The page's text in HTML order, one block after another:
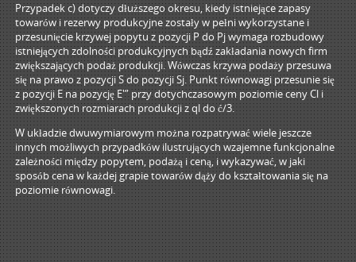
Przypadek c) dotyczy dłuższego okresu, kiedy istniejące zapasy
towarów i rezerwy produkcyjne zostały w pełni wykorzystane i
przesunięcie krzywej popytu z pozycji P do Pj wymaga rozbudowy
istniejących zdolności produkcyjnych bądź zakładania nowych firm
zwiększających podaż produkcji. Wówczas krzywa podaży przesuwa
się na prawo z pozycji S do pozycji Sj. Punkt równowagi przesunie się
z pozycji E na pozycję E'” przy dotychczasowym poziomie ceny Cl i
zwiększonych rozmiarach produkcji z ql do ć/3.
W układzie dwuwymiarowym można rozpatrywać wiele jeszcze
innych możliwych przypadków ilustrujących wzajemne funkcjonalne
zależności między popytem, podażą i ceną, i wykazywać, w jaki
sposób cena w każdej grapie towarów dąży do kształtowania się na
poziomie równowagi.